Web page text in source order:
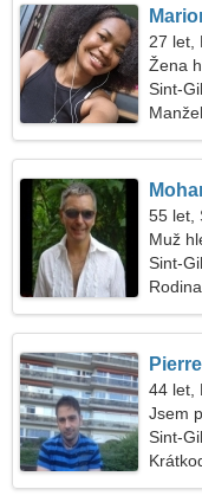
27 let,
Žena
Sint-
55 let,
Muž
Sint-
Rodina
Pierre
44 let,
Jsem
Sint-